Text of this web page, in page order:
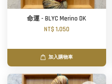
命運 - BLYC Merino DK
NT$ 1,050
加入購物車